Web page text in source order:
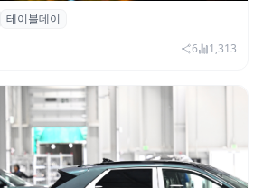
기고객 프로그램 테이블 데
테이블데이
6 1,313